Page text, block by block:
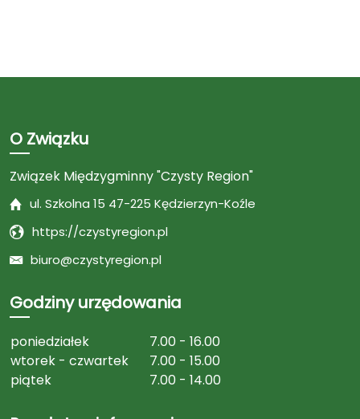
O Związku
Związek Międzygminny "Czysty Region"
ul. Szkolna 15 47-225 Kędzierzyn-Koźle
https://czystyregion.pl
biuro@czystyregion.pl
Godziny urzędowania
poniedziałek
7.00 - 16.00
wtorek - czwartek
7.00 - 15.00
piątek
7.00 - 14.00